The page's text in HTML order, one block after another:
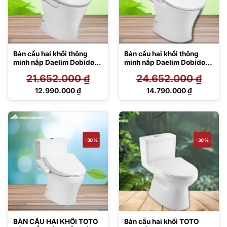
Bàn cầu hai khối thông
minh nắp Daelim Dobidos
21.652.000₫
Giá
21.652.000 ₫.
12.990.000₫
Giá
12.990.000 ₫.
Bàn cầu hai khối thông
minh nắp Daelim Dobidos
24.652.000₫
Giá
24.652.000 ₫.
14.790.000₫
Giá
tại
là:
14.790.000 ₫.
-30%
BÀN CẦU HAI KHỐI TOTO
-30%
Bàn cầu hai khối TOTO